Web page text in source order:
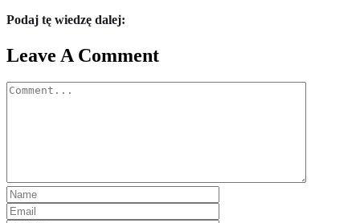
Podaj tę wiedzę dalej:
Leave A Comment
Comment